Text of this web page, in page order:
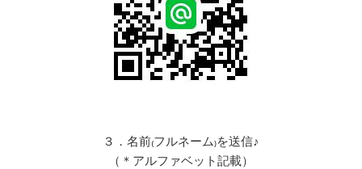
３．名前₍フルネーム₎を送信♪
（＊アルファベット記載）